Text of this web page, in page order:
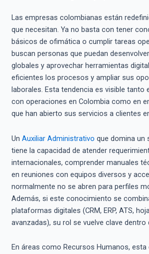
Las empresas colombianas están
que necesitan. Ya no basta con tener
básicos de ofimática o cumplir tareas
buscan personas que puedan
globales y aprovechar herramientas
eficientes los procesos y ampliar sus
laborales. Esta tendencia es visible tanto
con operaciones en Colombia como en
que han abierto sus servicios a clientes
Un Auxiliar Administrativo que domina un
tiene la capacidad de atender
internacionales, comprender manuales
en reuniones con equipos diversos y
normalmente no se abren para perfiles
Además, si este conocimiento se
plataformas digitales (CRM, ERP, ATS,
avanzadas), su rol se vuelve clave dentro
En áreas como Recursos Humanos,